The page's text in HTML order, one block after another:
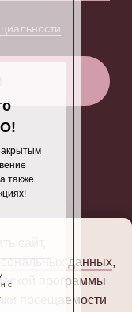
с
также
сайт,
данных,
программы
посещаемости